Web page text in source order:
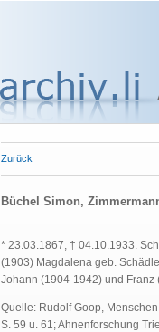
Zurück
Büchel Simon,
* 23.03.1867, † 04.10.1933.
(1903) Magdalena geb.
Johann (1904-1942) und
Quelle: Rudolf Goop,
S. 59 u. 61; Ahnenforschung